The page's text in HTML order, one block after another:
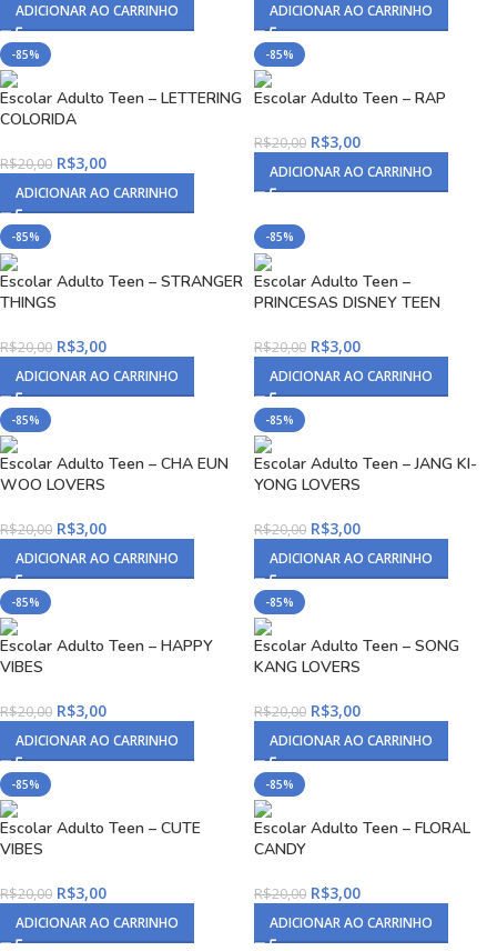
ADICIONAR AO CARRINHO ADICIONAR AO CARRINHO
-85%
Escolar Adulto Teen – LETTERING
COLORIDA
R$20,00 R$3,00
ADICIONAR AO CARRINHO
-85%
Escolar Adulto Teen – RAP
R$20,00 R$3,00
ADICIONAR AO CARRINHO
-85%
Escolar Adulto Teen – STRANGER
THINGS
R$20,00 R$3,00
ADICIONAR AO CARRINHO
-85%
Escolar Adulto Teen –
PRINCESAS DISNEY TEEN
R$20,00 R$3,00
ADICIONAR AO CARRINHO
-85%
Escolar Adulto Teen – CHA EUN
WOO LOVERS
R$20,00 R$3,00
ADICIONAR AO CARRINHO
-85%
Escolar Adulto Teen – JANG KI-
YONG LOVERS
R$20,00 R$3,00
ADICIONAR AO CARRINHO
-85%
Escolar Adulto Teen – HAPPY
VIBES
R$20,00 R$3,00
ADICIONAR AO CARRINHO
-85%
Escolar Adulto Teen – SONG
KANG LOVERS
R$20,00 R$3,00
ADICIONAR AO CARRINHO
-85%
Escolar Adulto Teen – CUTE
VIBES
R$20,00 R$3,00
ADICIONAR AO CARRINHO
-85%
Escolar Adulto Teen – FLORAL
CANDY
R$20,00 R$3,00
ADICIONAR AO CARRINHO